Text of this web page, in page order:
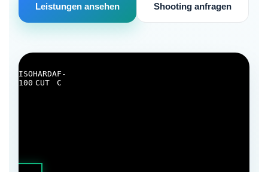
Leistungen ansehen Shooting anfragen
ISO
100
HARD
CUT
AF-
C